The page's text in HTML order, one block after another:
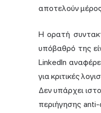
αποτελούν
Η ορατή
υπόβαθρό της
LinkedIn
για κριτικές
Δεν υπάρχει
περιήγησης